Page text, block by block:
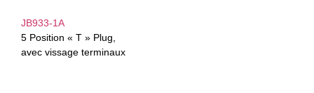
JB933-1A
5 Position « T » Plug,
avec vissage terminaux